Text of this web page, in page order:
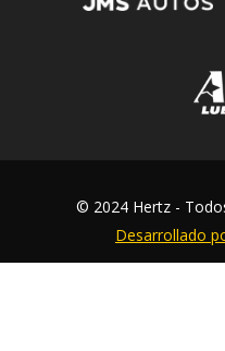
© 2024 Hertz -
Desarrollado